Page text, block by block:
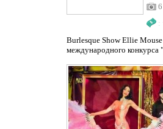
6
:
Burlesque Show Ellie Mouse
международного